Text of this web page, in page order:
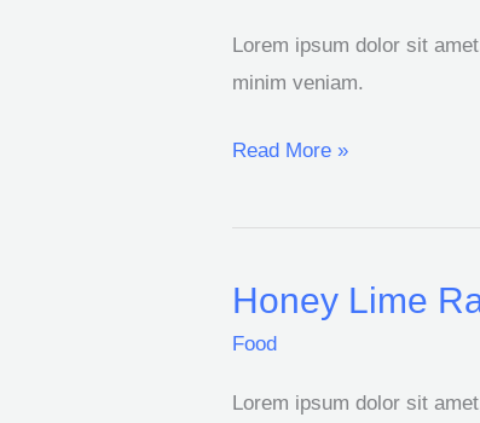
Lorem ipsum dolor sit
minim veniam.
Read More »
Honey Lime
Food
Lorem ipsum dolor sit
Honey
Lime
Fruit